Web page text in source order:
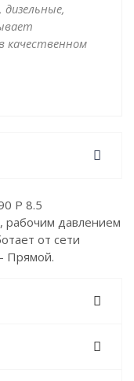
качественном
P 8.5
рабочим давлением
от сети
Прямой.